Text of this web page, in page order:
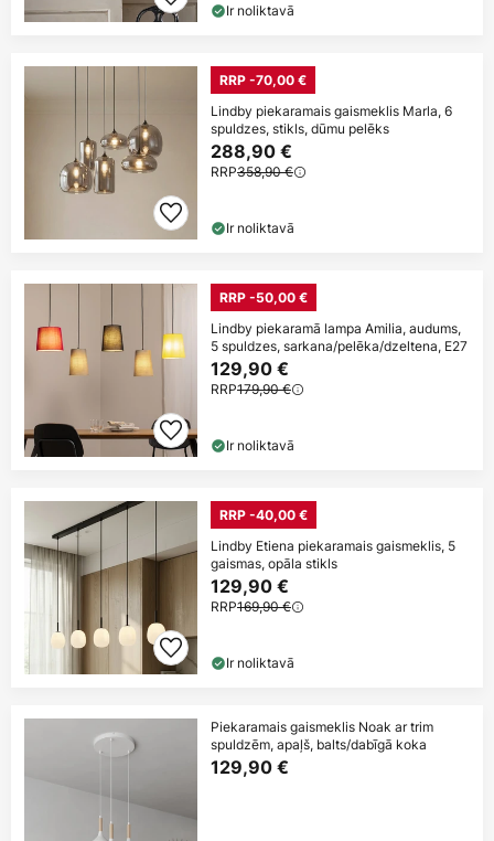
Ir noliktavā
RRP -70,00 €
Lindby piekaramais gaismeklis Marla, 6
spuldzes, stikls, dūmu pelēks
288,90 €
RRP358,90 €
Ir noliktavā
RRP -50,00 €
Lindby piekaramā lampa Amilia, audums,
5 spuldzes, sarkana/pelēka/dzeltena, E27
129,90 €
RRP179,90 €
Ir noliktavā
RRP -40,00 €
Lindby Etiena piekaramais gaismeklis, 5
gaismas, opāla stikls
129,90 €
RRP169,90 €
Ir noliktavā
Piekaramais gaismeklis Noak ar trim
spuldzēm, apaļš, balts/dabīgā koka
129,90 €